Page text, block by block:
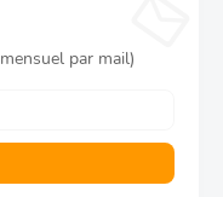
par mail)